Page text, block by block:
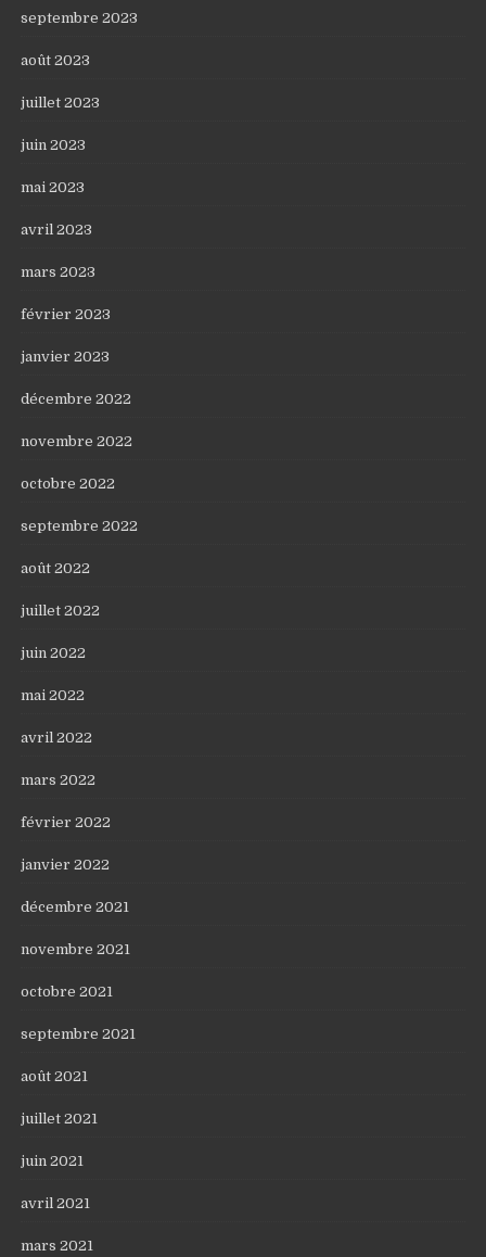
septembre 2023
août 2023
juillet 2023
juin 2023
mai 2023
avril 2023
mars 2023
février 2023
janvier 2023
décembre 2022
novembre 2022
octobre 2022
septembre 2022
août 2022
juillet 2022
juin 2022
mai 2022
avril 2022
mars 2022
février 2022
janvier 2022
décembre 2021
novembre 2021
octobre 2021
septembre 2021
août 2021
juillet 2021
juin 2021
avril 2021
mars 2021